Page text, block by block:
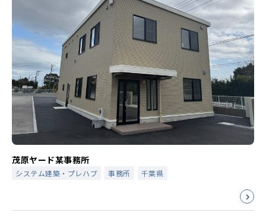
茂原ヤード某事務所
システム建築・プレハブ 事務所 千葉県